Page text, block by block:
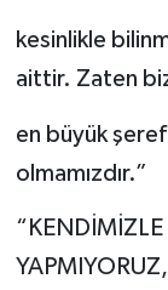
kesinlikle
aittir. Zaten
en büyük
olmamızdır.”
“KENDİMİZLE